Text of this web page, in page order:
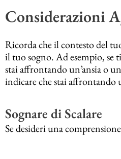
Considerazioni
Ricorda che il contesto del
il tuo sogno. Ad esempio, se
stai affrontando un’ansia o
indicare che stai affrontando
Sognare di Scalare
Se desideri una